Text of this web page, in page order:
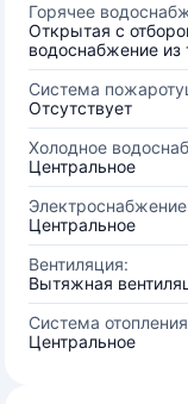
Горячее
Открытая с
водоснабжение из
Система
Отсутствует
Холодное
Центральное
Центральное
Вентиляция:
Вытяжная
Система
Центральное